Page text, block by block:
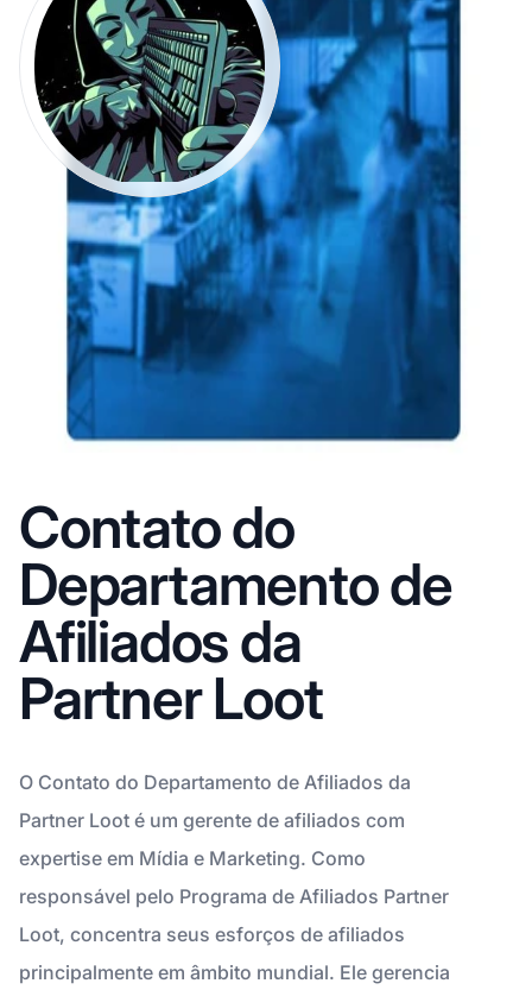
Contato do
Departamento de
Afiliados da
Partner Loot
O Contato do Departamento de Afiliados da
Partner Loot é um gerente de afiliados com
expertise em Mídia e Marketing. Como
responsável pelo Programa de Afiliados Partner
Loot, concentra seus esforços de afiliados
principalmente em âmbito mundial. Ele gerencia